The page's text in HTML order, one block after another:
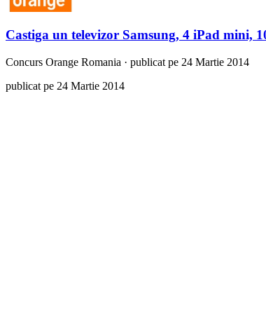
Castiga un televizor Samsung, 4 iPad mini,
Concurs Orange Romania · publicat pe 24 Martie 2014
publicat pe 24 Martie 2014